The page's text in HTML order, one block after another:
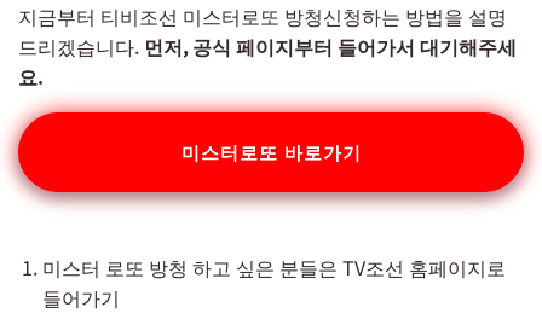
지금부터 티비조선 미스터로또 방청신청하는 방법을 설명
드리겠습니다. 먼저, 공식 페이지부터 들어가서 대기해주세
요.
미스터로또 바로가기
미스터 로또 방청 하고 싶은 분들은 TV조선 홈페이지로
들어가기